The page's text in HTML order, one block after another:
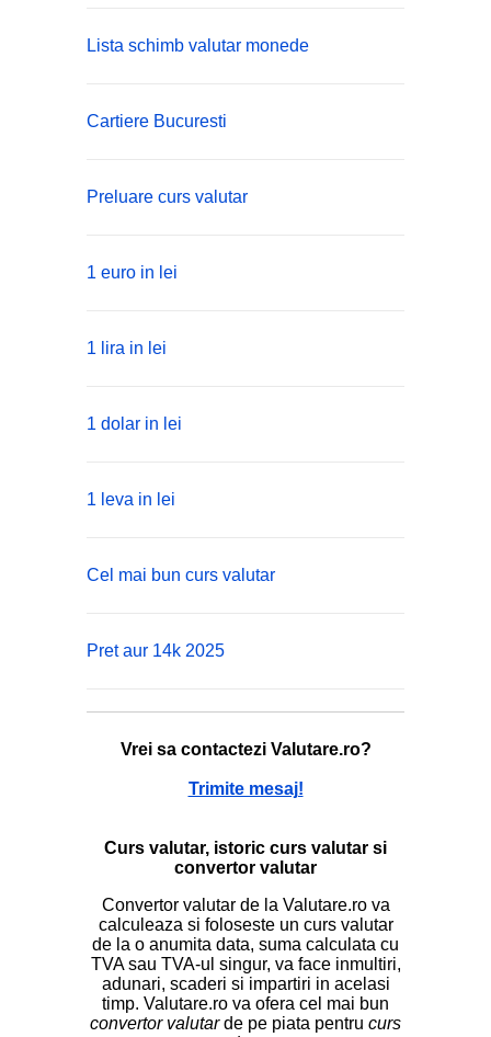
Lista schimb valutar monede
Cartiere Bucuresti
Preluare curs valutar
1 euro in lei
1 lira in lei
1 dolar in lei
1 leva in lei
Cel mai bun curs valutar
Pret aur 14k 2025
Vrei sa contactezi Valutare.ro?
Trimite mesaj!
Curs valutar, istoric curs valutar si
convertor valutar
Convertor valutar de la Valutare.ro va
calculeaza si foloseste un curs valutar
de la o anumita data, suma calculata cu
TVA sau TVA-ul singur, va face inmultiri,
adunari, scaderi si impartiri in acelasi
timp. Valutare.ro va ofera cel mai bun
convertor valutarde pe piata pentru curs